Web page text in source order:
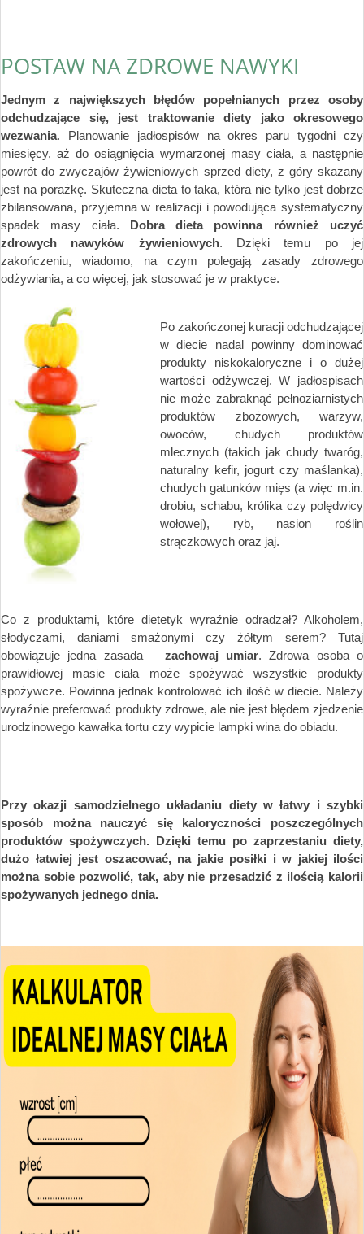
POSTAW NA ZDROWE NAWYKI
Jednym z największych błędów popełnianych przez osoby
odchudzające się, jest traktowanie diety jako okresowego
wezwania. Planowanie jadłospisów na okres paru tygodni czy
miesięcy, aż do osiągnięcia wymarzonej masy ciała, a następnie
powrót do zwyczajów żywieniowych sprzed diety, z góry skazany
jest na porażkę. Skuteczna dieta to taka, która nie tylko jest dobrze
zbilansowana, przyjemna w realizacji i powodująca systematyczny
spadek masy ciała. Dobra dieta powinna również uczyć
zdrowych nawyków żywieniowych. Dzięki temu po jej
zakończeniu, wiadomo, na czym polegają zasady zdrowego
odżywiania, a co więcej, jak stosować je w praktyce.
Po zakończonej kuracji odchudzającej
w diecie nadal powinny dominować
produkty niskokaloryczne i o dużej
wartości odżywczej. W jadłospisach
nie może zabraknąć pełnoziarnistych
produktów zbożowych, warzyw,
owoców, chudych produktów
mlecznych (takich jak chudy twaróg,
naturalny kefir, jogurt czy maślanka),
chudych gatunków mięs (a więc m.in.
drobiu, schabu, królika czy polędwicy
wołowej), ryb, nasion roślin
strączkowych oraz jaj.
Co z produktami, które dietetyk wyraźnie odradzał? Alkoholem,
słodyczami, daniami smażonymi czy żółtym serem? Tutaj
obowiązuje jedna zasada – zachowaj umiar. Zdrowa osoba o
prawidłowej masie ciała może spożywać wszystkie produkty
spożywcze. Powinna jednak kontrolować ich ilość w diecie. Należy
wyraźnie preferować produkty zdrowe, ale nie jest błędem zjedzenie
urodzinowego kawałka tortu czy wypicie lampki wina do obiadu.
Przy okazji samodzielnego układaniu diety w łatwy i szybki
sposób można nauczyć się kaloryczności poszczególnych
produktów spożywczych. Dzięki temu po zaprzestaniu diety,
dużo łatwiej jest oszacować, na jakie posiłki i w jakiej ilości
można sobie pozwolić, tak, aby nie przesadzić z ilością kalorii
spożywanych jednego dnia.